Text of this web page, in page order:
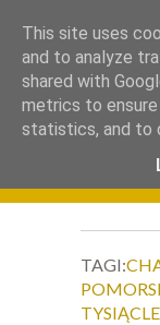
TAGI:
This site uses
and to analyze
shared with
metrics to
statistics, and to